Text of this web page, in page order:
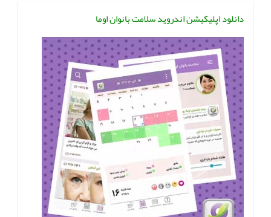
دانلود اپلیکیشن اندروید سلامت بانوان اوما